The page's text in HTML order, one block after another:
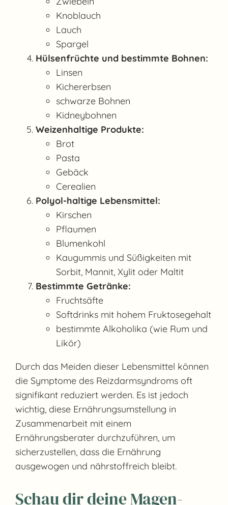
Knoblauch
Lauch
Spargel
Hülsenfrüchte und bestimmte Bohnen:
Linsen
Kichererbsen
schwarze Bohnen
Kidneybohnen
Weizenhaltige Produkte:
Brot
Pasta
Gebäck
Cerealien
Polyol-haltige Lebensmittel:
Kirschen
Pflaumen
Blumenkohl
Kaugummis und Süßigkeiten mit
Sorbit, Mannit, Xylit oder Maltit
Bestimmte Getränke:
Fruchtsäfte
Softdrinks mit hohem Fruktosegehalt
bestimmte Alkoholika (wie Rum und
Likör)
Durch das Meiden dieser Lebensmittel können
die Symptome des Reizdarmsyndroms oft
signifikant reduziert werden. Es ist jedoch
wichtig, diese Ernährungsumstellung in
Zusammenarbeit mit einem
Ernährungsberater durchzuführen, um
sicherzustellen, dass die Ernährung
ausgewogen und nährstoffreich bleibt.
Schau dir deine Magen-